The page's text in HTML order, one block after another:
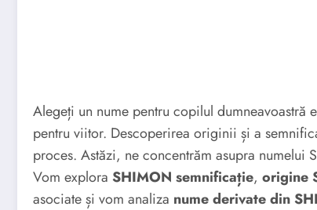
Alegeți un nume pentru copilul
pentru viitor. Descoperirea originii și a
proces. Astăzi, ne concentrăm asupra
Vom explora SHIMON semnificație, origine
asociate și vom analiza nume derivate din